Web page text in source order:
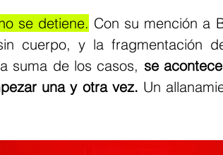
se detiene. Con su mención a
cuerpo, y la fragmentación
suma de los casos, se
una y otra vez. Un